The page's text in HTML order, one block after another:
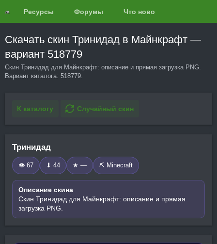
Ресурсы Форумы Что нового?
Скачать скин Тринидад в Майнкрафт —
вариант 518779
Скин Тринидад для Майнкрафт: описание и прямая загрузка PNG.
Вариант каталога: 518779.
К каталогу Случайный скин
Тринидад
👁 67 ⬇ 44 ★ — ⛏️ Minecraft
Описание скина
Скин Тринидад для Майнкрафт: описание и прямая
загрузка PNG.